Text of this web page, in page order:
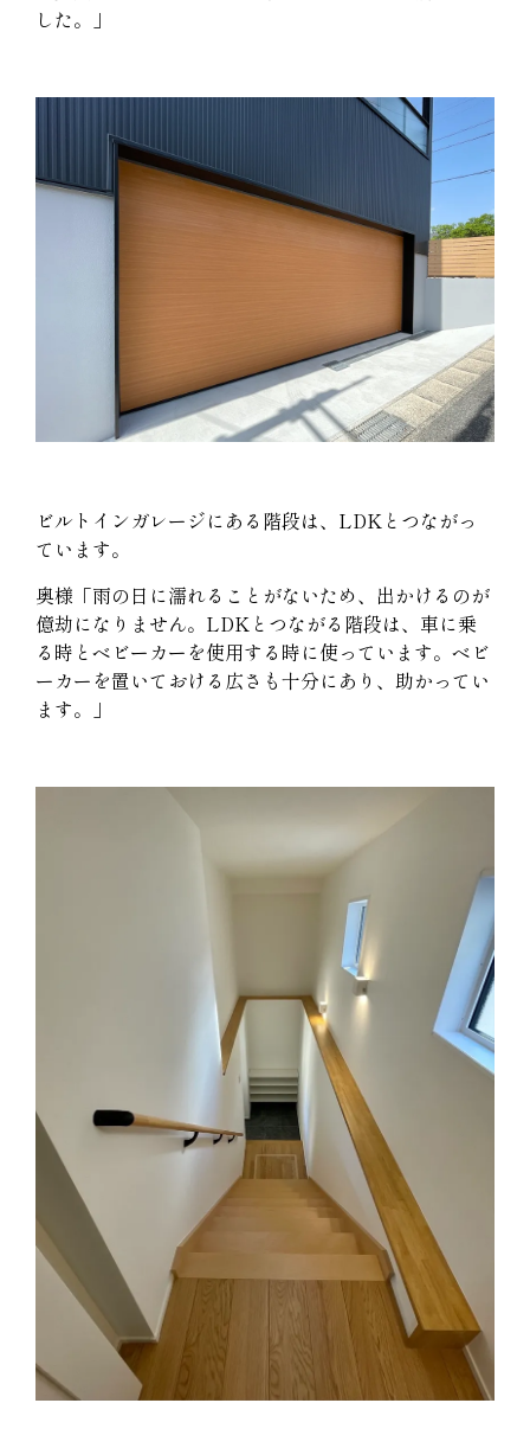
した。」
ビルトインガレージにある階段は、LDKとつながっ
ています。
奥様「雨の日に濡れることがないため、出かけるのが
億劫になりません。LDKとつながる階段は、車に乗
る時とベビーカーを使用する時に使っています。ベビ
ーカーを置いておける広さも十分にあり、助かってい
ます。」